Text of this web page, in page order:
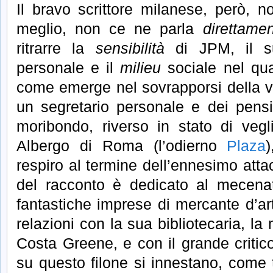
Il bravo scrittore milanese, però,
meglio, non ce ne parla
ritrarre la sensibilità di JPM, il
personale e ilmilieu sociale nel
come emerge nel sovrapporsi della
un segretario personale e dei
moribondo, riverso in stato di
Albergo di Roma (l’odierno Plaza
respiro al termine dell’ennesimo
del racconto è dedicato al
fantastiche imprese di mercante
relazioni con la sua bibliotecaria, la
Costa Greene, e con il grande
su questo filone si innestano,